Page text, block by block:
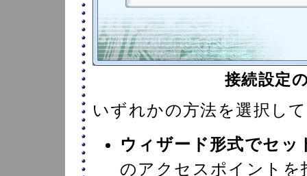
接続設定
いずれかの方法を選択し
ウィザード形式でセ
のアクセスポイント